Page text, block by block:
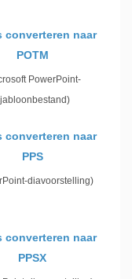
converteren naar
POTM
PowerPoint-
converteren naar
PPS
diavoorstelling)
converteren naar
PPSX